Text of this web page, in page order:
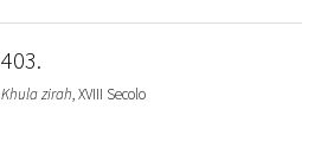
403
Khula zirah, XVIII Secolo